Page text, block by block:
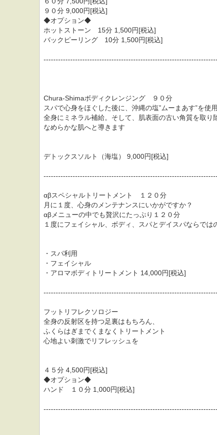
９０分 9,000円[税込]
◆オプション◆
ホットストーン 15分 1,500円[税込]
バックピーリング 10分 1,500円[税込]
Chura-Shimaボディクレンジング ９０分
スパで心身をほぐした後に、沖縄の塩”ムーまあす”を使
全身にミネラル補給。そして、肌表面の古い角質を取り
なめらかな肌へと導きます
デトックスソルト（海塩） 9,000円[税込]
αβスペシャルトリートメント １２０分
月に１度、心身のメンテナンスにいかがですか？
αβメニューの中でも贅沢にたっぷり１２０分
１度にフェイシャル、ボディ、スパとデイスパならでは
・スパ利用
・フェイシャル
・アロマボディトリートメント 14,000円[税込]
フットリフレクソロジー
全身の反射区を持つ足裏はもちろん、
ふくらはぎまでくまなくトリートメント
心地よい刺激でリフレッシュを
４５分 4,500円[税込]
◆オプション◆
ハンド １０分 1,000円[税込]